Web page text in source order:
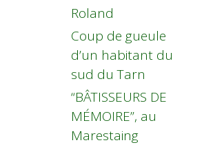
Roland
Coup de gueule
d’un habitant du
sud du Tarn
“BÂTISSEURS DE
MÉMOIRE”, au
Marestaing